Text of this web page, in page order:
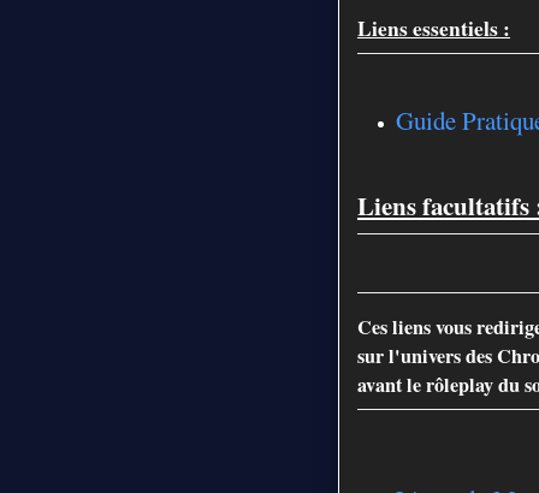
Liens essentiels :
Guide
Liens facultatifs
Ces liens vous
sur l'univers des
avant le rôleplay du